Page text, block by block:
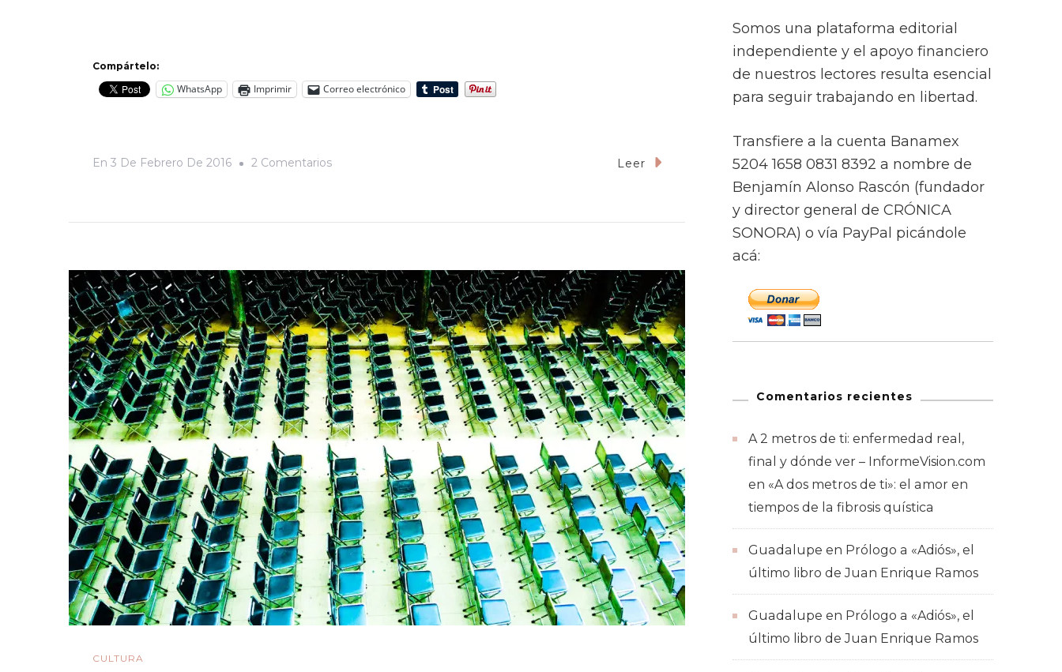
Compártelo:
WhatsApp Imprimir Correo electrónico
En 3 De Febrero De 2016 2 ComentariosEn
Las
Fiestas
De
La
Candelaria
2016
Leer
CULTURA
Somos una plataforma editorial
independiente y el apoyo financiero
de nuestros lectores resulta esencial
para seguir trabajando en libertad.
Transfiere a la cuenta Banamex
5204 1658 0831 8392 a nombre de
Benjamín Alonso Rascón (fundador
y director general de CRÓNICA
SONORA) o vía PayPal picándole
acá:
Comentarios recientes
A 2 metros de ti: enfermedad real,
final y dónde ver – InformeVision.com
en «A dos metros de ti»: el amor en
tiempos de la fibrosis quística
Guadalupe en Prólogo a «Adiós», el
último libro de Juan Enrique Ramos
Guadalupe en Prólogo a «Adiós», el
último libro de Juan Enrique Ramos